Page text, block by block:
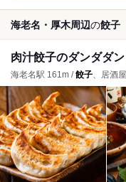
海老名・厚木周辺の餃子
肉汁餃子のダンダダ
海老名駅 161m /餃子、居酒